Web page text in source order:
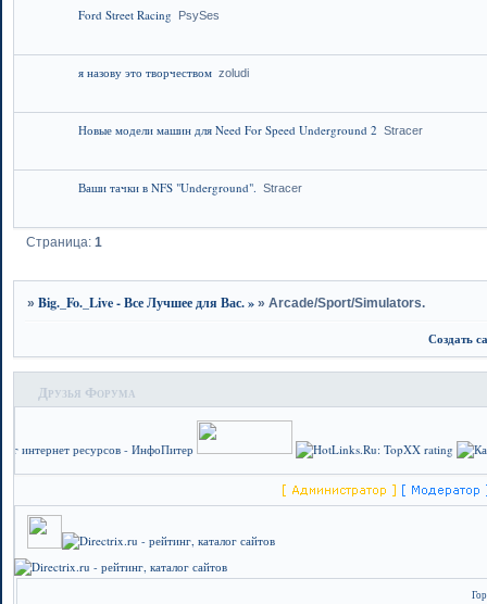
Ford Street Racing PsySes
я назову это творчеством zoludi
Новые модели машин для Need For Speed Underground 2 Stracer
Ваши тачки в NFS "Underground". Stracer
Страница:1
»Big._Fo._Live - Все Лучшее для Вас. » »Arcade/Sport/Simulators.
Создать
Друзья Форума